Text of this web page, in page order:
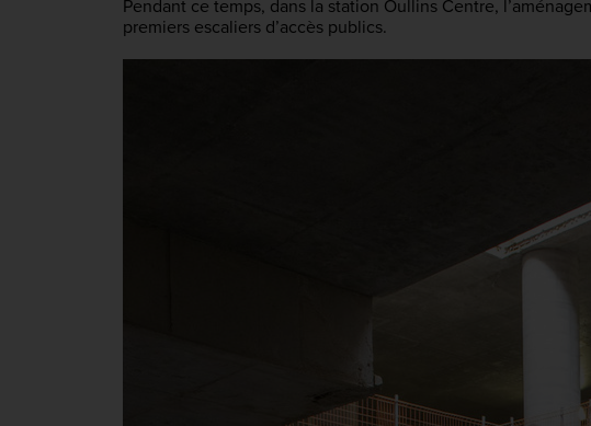
Pendant ce temps, dans la station Oullins Centre,
premiers escaliers d’accès publics.